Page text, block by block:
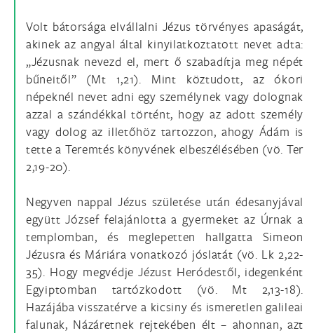
Volt bátorsága elvállalni Jézus törvényes apaságát,
akinek az angyal által kinyilatkoztatott nevet adta:
„Jézusnak nevezd el, mert ő szabadítja meg népét
bűneitől” (Mt 1,21). Mint köztudott, az ókori
népeknél nevet adni egy személynek vagy dolognak
azzal a szándékkal történt, hogy az adott személy
vagy dolog az illetőhöz tartozzon, ahogy Ádám is
tette a Teremtés könyvének elbeszélésében (vö. Ter
2,19-20).
Negyven nappal Jézus születése után édesanyjával
együtt József felajánlotta a gyermeket az Úrnak a
templomban, és meglepetten hallgatta Simeon
Jézusra és Máriára vonatkozó jóslatát (vö. Lk 2,22-
35). Hogy megvédje Jézust Heródestől, idegenként
Egyiptomban tartózkodott (vö. Mt 2,13-18).
Hazájába visszatérve a kicsiny és ismeretlen galileai
falunak, Názáretnek rejtekében élt – ahonnan, azt